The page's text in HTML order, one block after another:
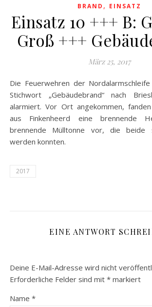
BRAND , EINSATZ
Einsatz 10 +++ B:
Groß +++
März 25, 2017
Die Feuerwehren der Nordalarmschleife wurde mit dem
Stichwort „Gebäudebrand“ nach
alarmiert. Vor Ort angekommen,
aus Finkenheerd eine brennende
brennende Mülltonne vor, die beide
werden konnten.
2017
EINE ANTWORT
Deine E-Mail-Adresse wird nicht
Erforderliche Felder sind mit * markiert
Name *